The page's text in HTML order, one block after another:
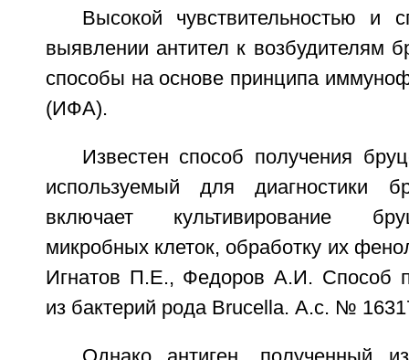
Высокой чувствительностью и
выявлении антител к возбудителям
способы на основе принципа
(ИФА).
Известен способ получения
используемый для диагностики
включает культивирование
микробных клеток, обработку их
Игнатов П.Е., Федоров А.И. Способ
из бактерий рода Brucella. А.с. №